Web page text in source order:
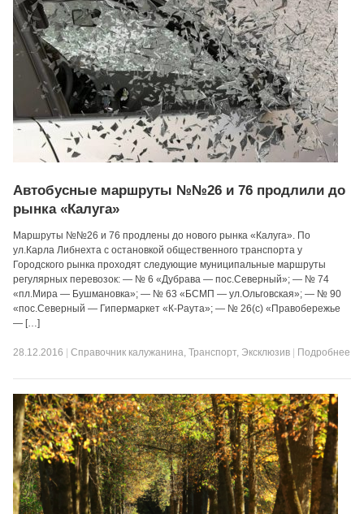
Автобусные маршруты №№26 и 76 продлили до
рынка «Калуга»
Маршруты №№26 и 76 продлены до нового рынка «Калуга». По
ул.Карла Либнехта с остановкой общественного транспорта у
Городского рынка проходят следующие муниципальные маршруты
регулярных перевозок: — № 6 «Дубрава — пос.Северный»; — № 74
«пл.Мира — Бушмановка»; — № 63 «БСМП — ул.Ольговская»; — № 90
«пос.Северный — Гипермаркет «К-Раута»; — № 26(с) «Правобережье
— […]
28.12.2016 |Справочник калужанина,Транспорт, Эксклюзив Подробнее